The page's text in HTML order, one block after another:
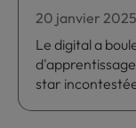
20 janvier 2025
Le digital a
star